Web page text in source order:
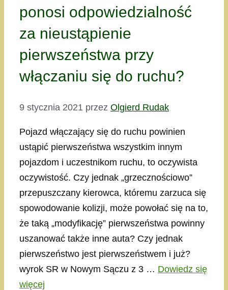
ponosi odpowiedzialność
za nieustąpienie
pierwszeństwa przy
włączaniu się do ruchu?
9 stycznia 2021 przez Olgierd Rudak
Pojazd włączający się do ruchu powinien
ustąpić pierwszeństwa wszystkim innym
pojazdom i uczestnikom ruchu, to oczywista
oczywistość. Czy jednak „grzecznościowo”
przepuszczany kierowca, któremu zarzuca się
spowodowanie kolizji, może powołać się na to,
że taką „modyfikację” pierwszeństwa powinny
uszanować także inne auta? Czy jednak
pierwszeństwo jest pierwszeństwem i już?
wyrok SR w Nowym Sączu z 3 … Dowiedz się
więcej